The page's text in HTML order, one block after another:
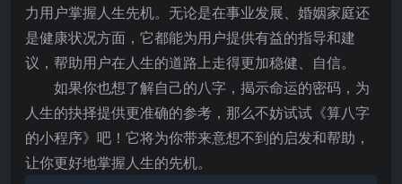
力用户掌握人生先机。无论是在事业发展、婚姻家庭还
是健康状况方面，它都能为用户提供有益的指导和建
议，帮助用户在人生的道路上走得更加稳健、自信。
如果你也想了解自己的八字，揭示命运的密码，为
人生的抉择提供更准确的参考，那么不妨试试《算八字
的小程序》吧！它将为你带来意想不到的启发和帮助，
让你更好地掌握人生的先机。